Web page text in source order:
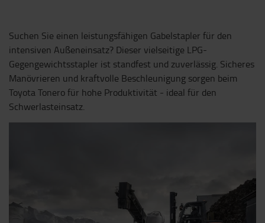
Suchen Sie einen leistungsfähigen Gabelstapler für den
intensiven Außeneinsatz? Dieser vielseitige LPG-
Gegengewichtsstapler ist standfest und zuverlässig. Sicheres
Manövrieren und kraftvolle Beschleunigung sorgen beim
Toyota Tonero für hohe Produktivität - ideal für den
Schwerlasteinsatz.